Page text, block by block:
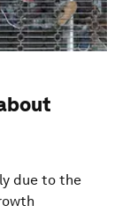
due to the